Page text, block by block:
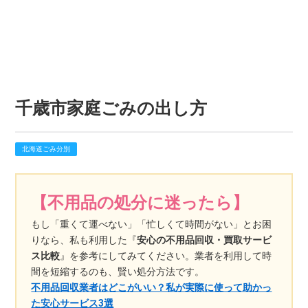
千歳市家庭ごみの出し方
北海道ごみ分別
【不用品の処分に迷ったら】
もし「重くて運べない」「忙しくて時間がない」とお困
りなら、私も利用した『安心の不用品回収・買取サービ
ス比較』を参考にしてみてください。業者を利用して時
間を短縮するのも、賢い処分方法です。
不用品回収業者はどこがいい？私が実際に使って助かっ
た安心サービス3選